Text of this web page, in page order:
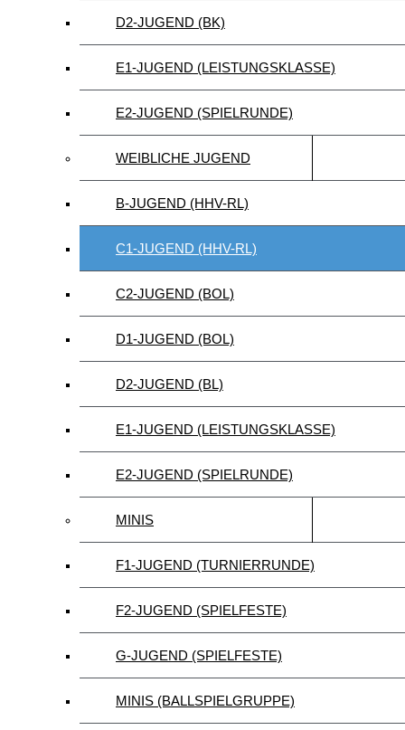
D2-JUGEND (BK)
E1-JUGEND (LEISTUNGSKLASSE)
E2-JUGEND (SPIELRUNDE)
WEIBLICHE JUGEND
B-JUGEND (HHV-RL)
C1-JUGEND (HHV-RL)
C2-JUGEND (BOL)
D1-JUGEND (BOL)
D2-JUGEND (BL)
E1-JUGEND (LEISTUNGSKLASSE)
E2-JUGEND (SPIELRUNDE)
MINIS
F1-JUGEND (TURNIERRUNDE)
F2-JUGEND (SPIELFESTE)
G-JUGEND (SPIELFESTE)
MINIS (BALLSPIELGRUPPE)